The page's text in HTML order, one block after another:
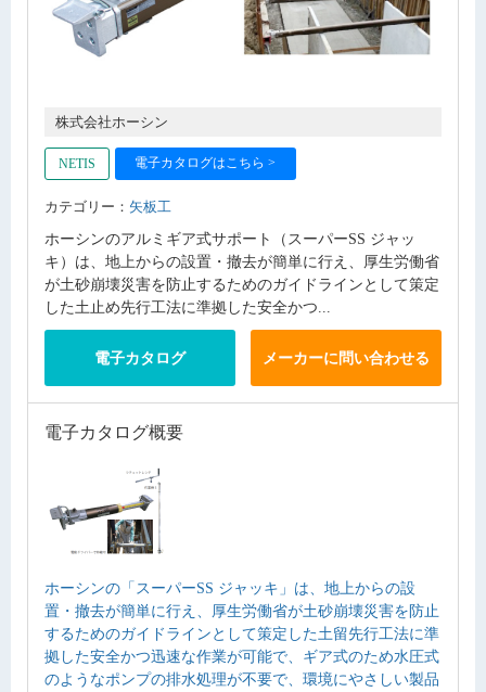
株式会社ホーシン
NETIS 電子カタログはこちら >
カテゴリー： 矢板工
ホーシンのアルミギア式サポート（スーパーSS ジャッ
キ）は、地上からの設置・撤去が簡単に行え、厚生労働省
が土砂崩壊災害を防止するためのガイドラインとして策定
した土止め先行工法に準拠した安全かつ...
電子カタログ メーカーに問い合わせる
電子カタログ概要
ホーシンの「スーパーSS ジャッキ」は、地上からの設
置・撤去が簡単に行え、厚生労働省が土砂崩壊災害を防止
するためのガイドラインとして策定した土留先行工法に準
拠した安全かつ迅速な作業が可能で、ギア式のため水圧式
のようなポンプの排水処理が不要で、環境にやさしい製品